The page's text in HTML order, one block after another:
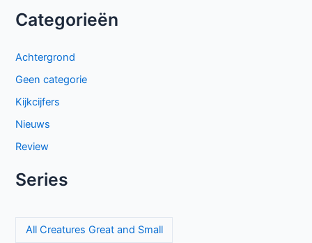
Categorieën
Achtergrond
Geen categorie
Kijkcijfers
Nieuws
Review
Series
All Creatures Great and Small